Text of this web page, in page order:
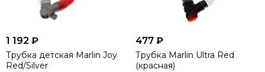
1 192 ₽
Трубка детская Marlin Joy
Red/Silver
477 ₽
Трубка Marlin Ultra Red
(красная)